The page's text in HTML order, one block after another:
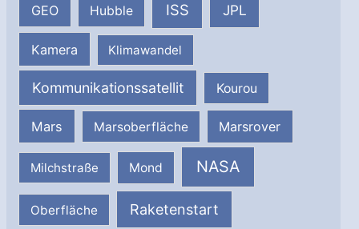
GEO Hubble ISS JPL
Kamera Klimawandel
Kommunikationssatellit Kourou
Mars Marsoberfläche Marsrover
Milchstraße Mond NASA
Oberfläche Raketenstart